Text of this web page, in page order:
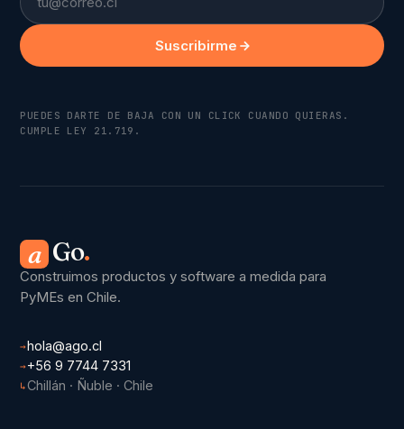
Suscribirme
PUEDES DARTE DE BAJA CON UN CLICK CUANDO QUIERAS.
CUMPLE LEY 21.719.
a Go.
Construimos productos y software a medida para
PyMEs en Chile.
→hola@ago.cl
→ +56 9 7744 7331
↳Chillán · Ñuble · Chile